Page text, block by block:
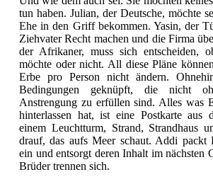
tun haben. Julian, der Deutsche, möchte
Ehe in den Griff bekommen. Yasin, der
Ziehvater Recht machen und die Firma
der Afrikaner, muss sich entscheiden,
möchte oder nicht. All diese Pläne
Erbe pro Person nicht ändern.
Bedingungen geknüpft, die nicht
Anstrengung zu erfüllen sind. Alles was
hinterlassen hat, ist eine Postkarte aus
einem Leuchtturm, Strand, Strandhaus
drauf, das aufs Meer schaut. Addi packt
ein und entsorgt deren Inhalt im nächsten
Brüder trennen sich.